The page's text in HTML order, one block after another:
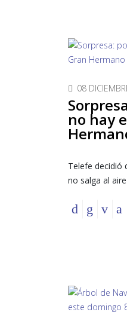
08
no hay
Telefe decidió
no salga al